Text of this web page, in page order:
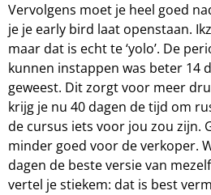
Vervolgens moet je heel goed
je je early bird laat openstaan.
maar dat is echt te ‘yolo’. De
kunnen instappen was beter 14
geweest. Dit zorgt voor meer
krijg je nu 40 dagen de tijd om
de cursus iets voor jou zou zijn.
minder goed voor de verkoper.
dagen de beste versie van
vertel je stiekem: dat is best